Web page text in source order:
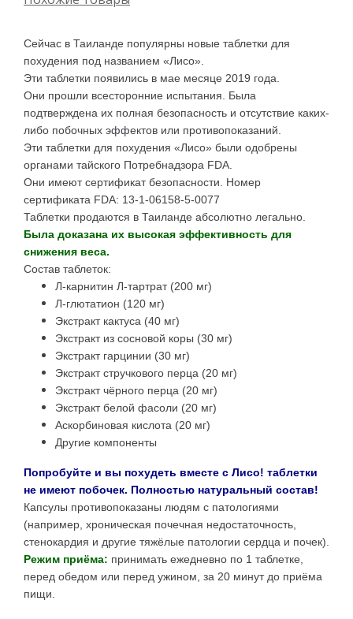
Сейчас в Таиланде популярны новые таблетки для
похудения под названием «Лисо».
Эти таблетки появились в мае месяце 2019 года.
Они прошли всесторонние испытания. Была
подтверждена их полная безопасность и отсутствие каких-
либо побочных эффектов или противопоказаний.
Эти таблетки для похудения «Лисо» были одобрены
органами тайского Потребнадзора FDA.
Они имеют сертификат безопасности. Номер
сертификата FDA: 13-1-06158-5-0077
Таблетки продаются в Таиланде абсолютно легально.
Была доказана их высокая эффективность для
снижения веса.
Состав таблеток:
Л-карнитин Л-тартрат (200 мг)
Л-глютатион (120 мг)
Экстракт кактуса (40 мг)
Экстракт из сосновой коры (30 мг)
Экстракт гарцинии (30 мг)
Экстракт стручкового перца (20 мг)
Экстракт чёрного перца (20 мг)
Экстракт белой фасоли (20 мг)
Аскорбиновая кислота (20 мг)
Другие компоненты
Попробуйте и вы похудеть вместе с Лисо! таблетки
не имеют побочек. Полностью натуральный состав!
Капсулы противопоказаны людям с патологиями
(например, хроническая почечная недостаточность,
стенокардия и другие тяжёлые патологии сердца и почек).
Режим приёма: принимать ежедневно по 1 таблеткe,
перед обедом или перед ужином, за 20 минут до приёма
пищи.